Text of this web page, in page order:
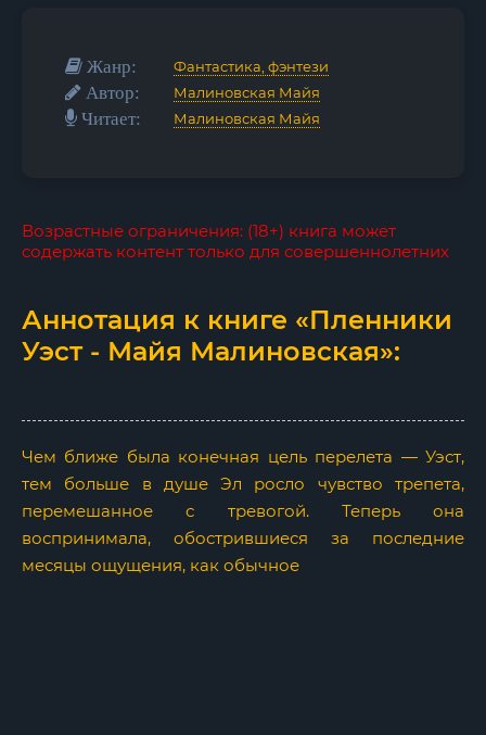
Жанр: Фантастика, фэнтези
Автор: Малиновская Майя
Читает: Малиновская Майя
Возрастные ограничения: (18+) книга может
содержать контент только для совершеннолетних
Аннотация к книге «Пленники
Уэст - Майя Малиновская»:
Чем ближе была конечная цель перелета — Уэст,
тем больше в душе Эл росло чувство трепета,
перемешанное с тревогой. Теперь она
воспринимала, обострившиеся за последние
месяцы ощущения, как обычное